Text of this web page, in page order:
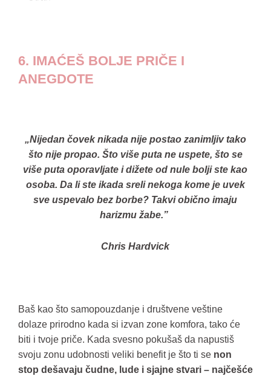
6. IMAĆEŠ BOLJE PRIČE I
ANEGDOTE
„Nijedan čovek nikada nije postao zanimljiv tako
što nije propao. Što više puta ne uspete, što se
više puta oporavljate i dižete od nule bolji ste kao
osoba. Da li ste ikada sreli nekoga kome je uvek
sve uspevalo bez borbe? Takvi obično imaju
harizmu žabe.”
Chris Hardvick
Baš kao što samopouzdanje i društvene veštine
dolaze prirodno kada si izvan zone komfora, tako će
biti i tvoje priče. Kada svesno pokušaš da napustiš
svoju zonu udobnosti veliki benefit je što ti se non
stop dešavaju čudne, lude i sjajne stvari – najčešće